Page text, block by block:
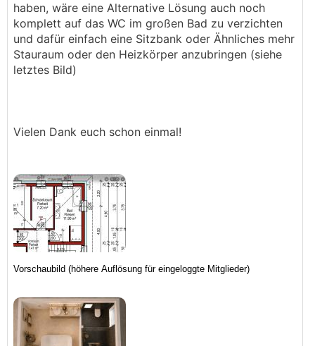
haben, wäre eine Alternative Lösung auch noch
komplett auf das WC im großen Bad zu verzichten
und dafür einfach eine Sitzbank oder Ähnliches mehr
Stauraum oder den Heizkörper anzubringen (siehe
letztes Bild)
Vielen Dank euch schon einmal!